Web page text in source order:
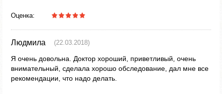
Оценка:
Людмила (22.03.2018)
Я очень довольна. Доктор хороший, приветливый, очень
внимательный, сделала хорошо обследование, дал мне все
рекомендации, что надо делать.